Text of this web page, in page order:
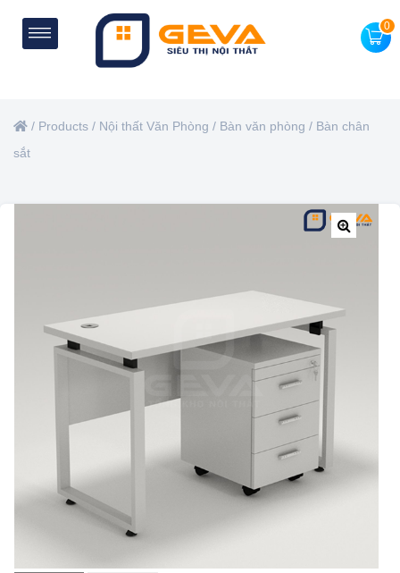
0
/ Products / Nội thất Văn Phòng / Bàn văn phòng / Bàn chân
sắt